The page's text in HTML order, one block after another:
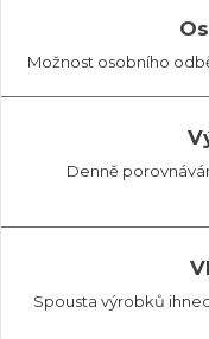
Možnost osobního
Denně
Spousta výrobků